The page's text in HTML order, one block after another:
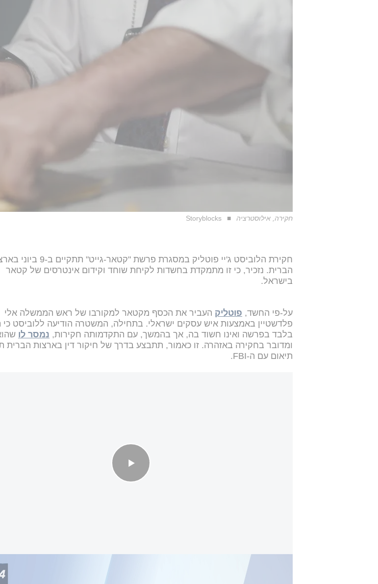
חקירה, אילוסטרציה Storyblocks
חקירת הלוביסט ג'יי פוטליק במסגרת פרשת "קטאר-גייט"
הברית. נזכיר, כי זו מתמקדת בחשדות לקיחת שוחד וקידום אינטרסים של קטאר
בישראל.
על-פי החשד, פוטליק העביר את הכסף מקטאר למקורבו של ראש הממשלה אלי
פלדשטיין באמצעות איש עסקים ישראלי. בתחילה, המשטרה הודיעה ללוביסט כי
בלבד בפרשה ואינו חשוד בה, אך בהמשך, עם התקדמותה חקירות, נמסר לו
ומדובר בחקירה באזהרה. זו כאמור, תתבצע בדרך של חיקור דין בארצות הברית
תיאום עם ה-FBI.
פרסום ראשון : מעמדו של הלוביסט האמריקני ג׳יי פוטליק השתנה מעד לחשוד